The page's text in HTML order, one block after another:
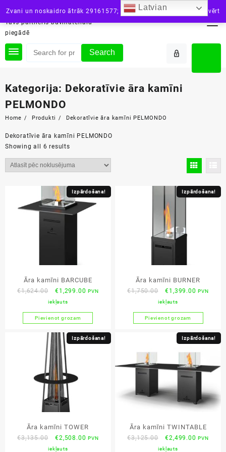
Zvani un noskaidro ātrāk 29161577; vai raksti: info@siltini.lvAizvērt
content
siltini.lv
Tavs partneris būvmateriālu
piegādē
Search
Kategorija: Dekoratīvie āra kamīni
PELMONDO
Home Produkti Dekoratīvie āra kamīni PELMONDO
Dekoratīvie āra kamīni PELMONDO
Showing all 6 results
Izpārdošana!
Āra kamīni BARCUBE
€1,624.00
Original
price
was:
€1,624.00.
€1,299.00 Current
is:
€1,299.00.
PVN
iekļauts
Pievienot grozam
Izpārdošana!
Āra kamīni BURNER
€1,750.00
Original
price
was:
€1,750.00.
€1,399.00 Current
is:
PVN
iekļauts
Pievienot grozam
Izpārdošana!
Āra kamīni TOWER
€3,135.00
Original
price
€2,508.00 Current
PVN
iekļauts
Izpārdošana!
Āra kamīni TWINTABLE
€3,125.00
Original
price
€2,499.00 Current
PVN
iekļauts
Latvian